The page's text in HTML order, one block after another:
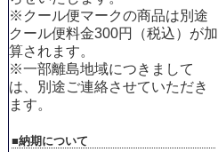
※クール便マークの商品は別途
クール便料金300円（税込）が加
算されます。
※一部離島地域につきまして
は、別途ご連絡させていただき
ます。
■納期について